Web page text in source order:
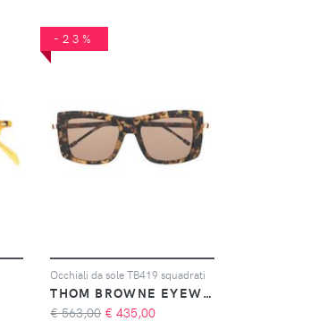
-23%
Occhiali da sole TB419 squadrati
THOM BROWNE EYEWEAR
€ 563,00 € 435,00